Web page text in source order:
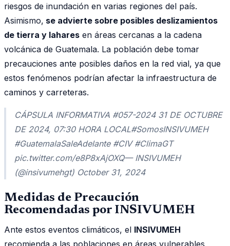
riesgos de inundación en varias regiones del país.
Asimismo, se advierte sobre posibles deslizamientos
de tierra y lahares en áreas cercanas a la cadena
volcánica de Guatemala. La población debe tomar
precauciones ante posibles daños en la red vial, ya que
estos fenómenos podrían afectar la infraestructura de
caminos y carreteras.
CÁPSULA INFORMATIVA #057-2024 31 DE OCTUBRE
DE 2024, 07:30 HORA LOCAL#SomosINSIVUMEH
#GuatemalaSaleAdelante #CIV #ClimaGT
pic.twitter.com/e8P8xAjOXQ— INSIVUMEH
(@insivumehgt) October 31, 2024
Medidas de Precaución
Recomendadas por INSIVUMEH
Ante estos eventos climáticos, el INSIVUMEH
recomienda a las poblaciones en áreas vulnerables